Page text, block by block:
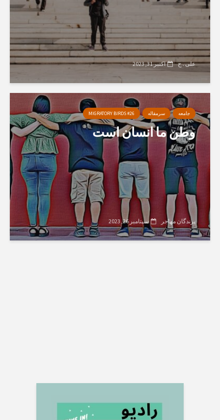
علی . ح اکتبر 31, 2023
جامعه سرمقاله MIGRATORY BIRDS #26
وطن ما انسان است
پرندگان مهاجر سپتامبر 26, 2023